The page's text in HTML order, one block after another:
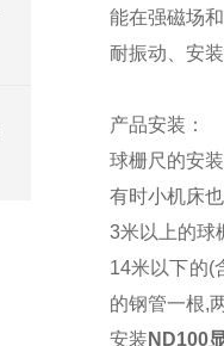
能在强磁场
耐振动、安
产品安装：
球栅尺的安
有时小机床
3米以上的球
14米以下的(
的钢管一根,
安装 ND100